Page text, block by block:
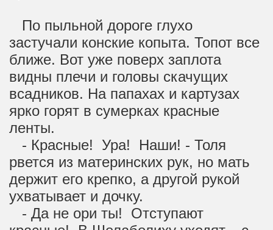
По пыльной дороге глухо
застучали конские копыта. Топот все
ближе. Вот уже поверх заплота
видны плечи и головы скачущих
всадников. На папахах и картузах
ярко горят в сумерках красные
ленты.
- Красные! Ура! Наши! - Толя
рвется из материнских рук, но мать
держит его крепко, а другой рукой
ухватывает и дочку.
- Да не ори ты! Отступают